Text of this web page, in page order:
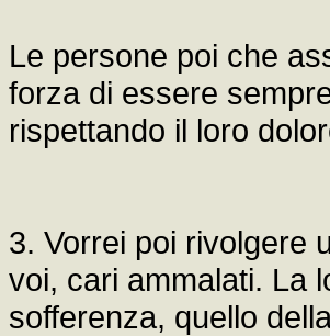
Le persone poi che
forza di essere
rispettando il loro
3. Vorrei poi rivolgere
voi, cari ammalati. La
sofferenza, quello